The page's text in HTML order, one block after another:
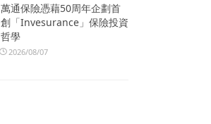
萬通保險憑藉50周年企劃首
創「Invesurance」保險投資
哲學
2026/08/07